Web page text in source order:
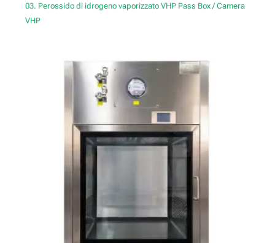
03. Perossido di idrogeno vaporizzato VHP Pass Box / Camera
VHP